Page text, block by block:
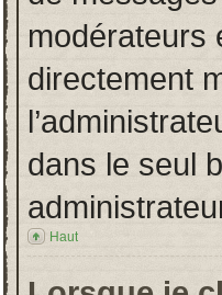
modérateurs
directement
dans le seul
Haut